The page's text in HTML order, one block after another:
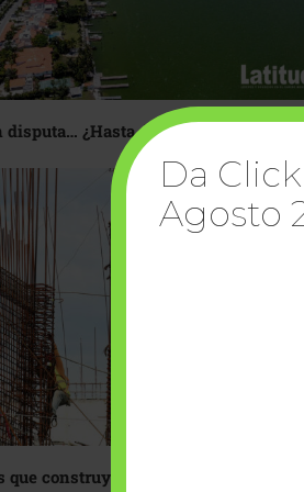
¿Hasta dónde crecer?
que construyen confianza
Da
Agosto